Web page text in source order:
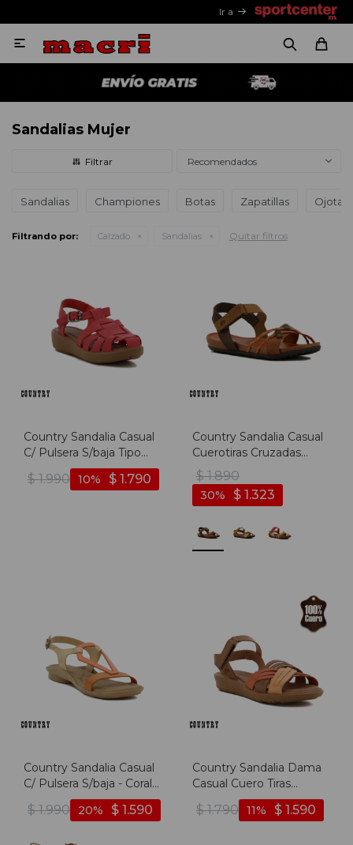
Ir a

Sandalias Mujer
Recomendados
Sandalias Championes Botas Zapatillas Ojotas
Filtrando por: Calzado Sandalias Quitar filtros
Country Sandalia Casual
C/ Pulsera S/baja Tipo
Guillermina - Cereza
$ 1.990 $ 1.790
10
Country Sandalia Casual
Cuerotiras Cruzadas
Trenzada - Telha-mix
$ 1.890
$ 1.323
30
Country Sandalia Casual
C/ Pulsera S/baja - Coral-
$ 1.990 $ 1.590
20
Country Sandalia Dama
Casual Cuero Tiras
Combinada Cruzadas -
Telha-mix
$ 1.790 $ 1.590
11